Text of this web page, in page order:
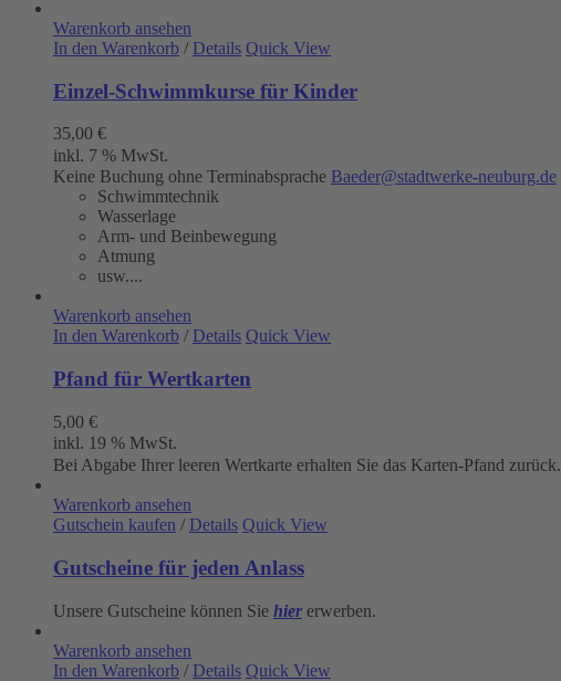
Warenkorb ansehen
In den Warenkorb / Details Quick View
Einzel-Schwimmkurse für Kinder
35,00 €
inkl. 7 % MwSt.
Keine Buchung ohne Terminabsprache Baeder@stadtwerke-neuburg.de
Schwimmtechnik
Wasserlage
Arm- und Beinbewegung
Atmung
usw....
Warenkorb ansehen
In den Warenkorb / Details Quick View
Pfand für Wertkarten
5,00 €
inkl. 19 % MwSt.
Bei Abgabe Ihrer leeren Wertkarte erhalten Sie das Karten-Pfand zurück.
Warenkorb ansehen
Gutschein kaufen / Details Quick View
Gutscheine für jeden Anlass
Unsere Gutscheine können Sie hier erwerben.
Warenkorb ansehen
In den Warenkorb / Details Quick View